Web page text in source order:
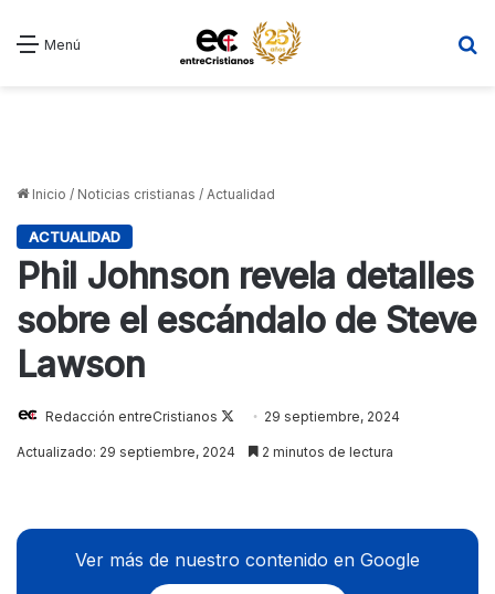
Menú
Inicio / Noticias cristianas / Actualidad
ACTUALIDAD
Phil Johnson revela detalles
sobre el escándalo de Steve
Lawson
Redacción entreCristianos
Follow
on
29 septiembre, 2024
Actualizado: 29 septiembre, 2024 2 minutos de lectura
Ver más de nuestro contenido en Google